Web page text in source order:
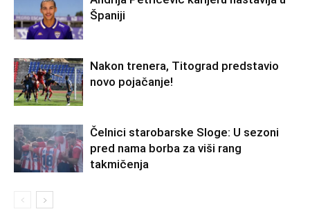
Španiji
Nakon trenera, Titograd predstavio
novo pojačanje!
Čelnici starobarske Sloge: U sezoni
pred nama borba za viši rang
takmičenja